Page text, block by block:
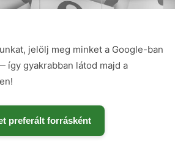
jelölj meg minket a Google-ban
így gyakrabban látod majd a
preferált forrásként